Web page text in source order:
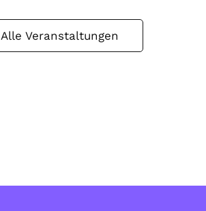
Alle Veranstaltungen